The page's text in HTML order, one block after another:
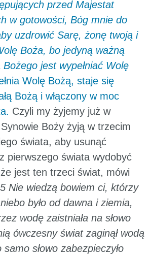
przed Majestat
w gotowości, Bóg mnie do
uzdrowić Sarę, żonę twoją i
Boża, bo jedyną ważną
jest wypełniać Wolę
Wolę Bożą, staje się
Bożą i włączony w moc
Czyli my żyjemy już w
Boży żyją w trzecim
świata, aby usunąć
pierwszego świata wydobyć
jest ten trzeci świat, mówi
Nie wiedzą bowiem ci, którzy
było od dawna i ziemia,
wodę zaistniała na słowo
ówczesny świat zaginął wodą
słowo zabezpieczyło